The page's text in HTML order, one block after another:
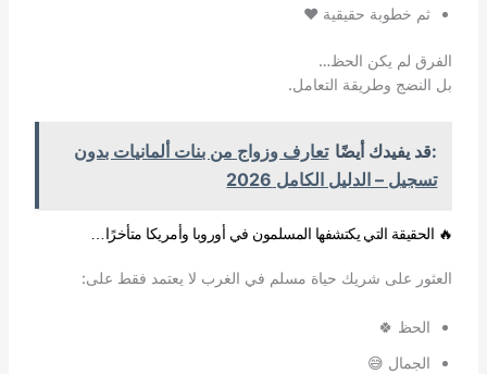
ثم خطوبة حقيقية ❤️
الفرق لم يكن الحظ…
بل النضج وطريقة التعامل.
:قد يفيدك أيضًا تعارف وزواج من بنات ألمانيات بدون
تسجيل – الدليل الكامل 2026
🔥 الحقيقة التي يكتشفها المسلمون في أوروبا وأمريكا متأخرًا…
العثور على شريك حياة مسلم في الغرب لا يعتمد فقط على:
الحظ 🍀
الجمال 😅